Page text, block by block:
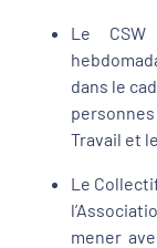
Le
dans le
Travail et
Le
mener